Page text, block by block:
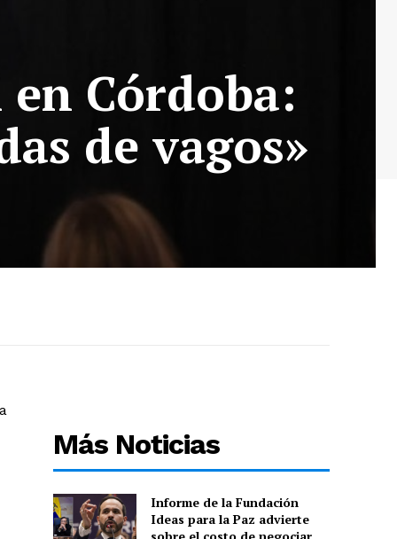
Córdoba:
de vagos»
Más Noticias
Informe de la Fundación
Ideas para la Paz advierte